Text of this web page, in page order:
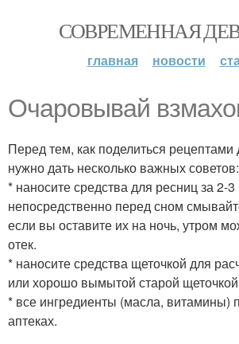
СОВРЕМЕННАЯ
главная новости
Очаровывай
Перед тем, как поделиться рецептами
нужно дать несколько важных советов:
* наносите средства для ресниц за 2-
непосредственно перед сном
если вы оставите их на ночь, утром
отек.
* наносите средства щеточкой для
или хорошо вымытой старой
* все ингредиенты (масла, витамины)
аптеках.